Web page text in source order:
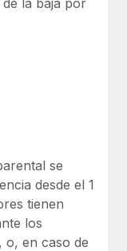
se
desde el 1
tienen
los
o, en caso de